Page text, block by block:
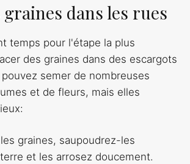
graines dans les rues
temps pour l'étape la plus
des graines dans des escargots
semer de nombreuses
et de fleurs, mais elles
graines, saupoudrez-les
et les arrosez doucement.